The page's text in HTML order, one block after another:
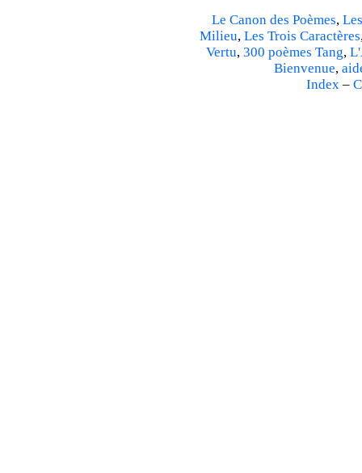
Le Canon des Poèmes,
Milieu, Les Trois Caractères
Vertu, 300 poèmes Tang,
Bienvenue,
Index –